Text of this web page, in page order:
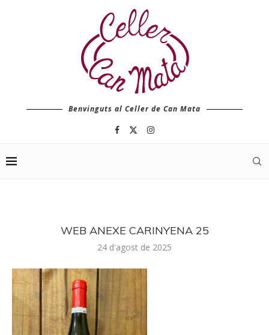
Benvinguts al Celler de Can Mata
WEB ANEXE CARINYENA 25
24 d'agost de 2025